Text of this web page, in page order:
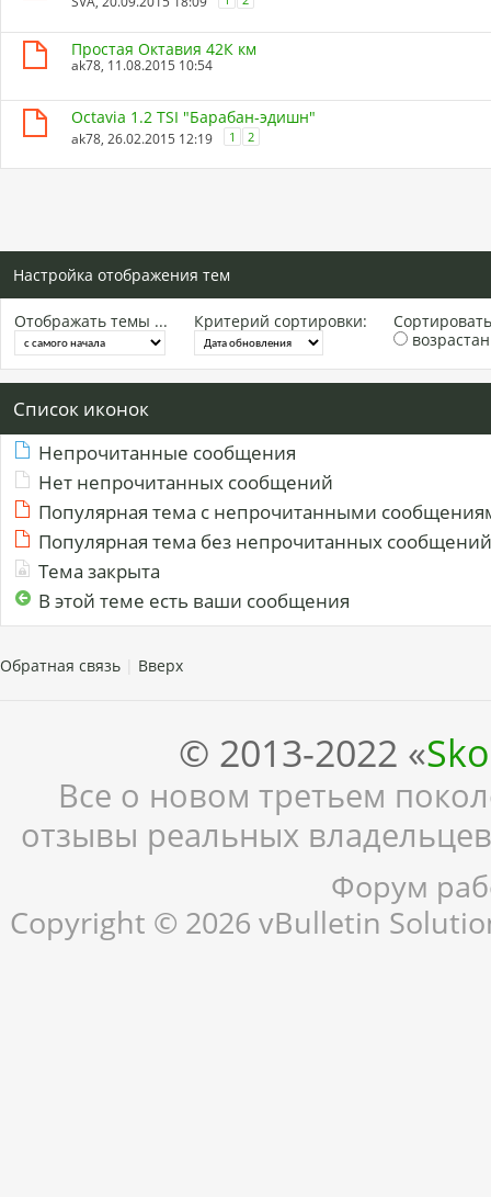
Простая Октавия 42К км
ak78, 11.08.2015 10:54
Octavia 1.2 TSI "Барабан-эдишн"
ak78, 26.02.2015 12:19 1 2
Настройка отображения тем
Отображать темы ... Критерий сортировки:
Список иконок
Непрочитанные сообщения
Нет непрочитанных сообщений
Популярная тема с непрочитанными
Популярная тема без непрочитанных сообщений
Тема закрыта
В этой теме есть ваши сообщения
Обратная связь Вверх
© 2013-2022 «
Все о новом третьем
отзывы реальных
Форум
Copyright © 2026 vBulletin